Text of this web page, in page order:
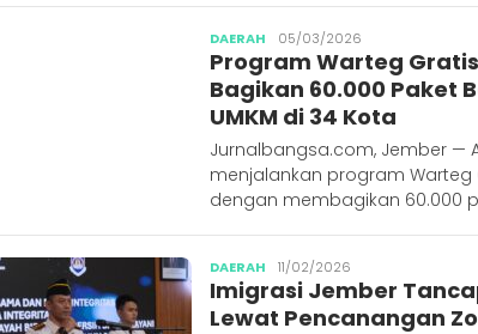
DAERAH Publisher
05/03/2026
Program Warteg
Bagikan 60.000 Paket
UMKM di 34 Kota
Jurnalbangsa.com, Jember —
menjalankan program Warteg
dengan membagikan 60.000
DAERAH Publisher
11/02/2026
Imigrasi Jember
Lewat Pencanangan